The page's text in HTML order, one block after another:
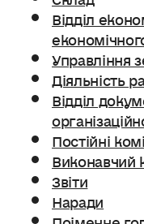
Відділ
Управління
Діяльність
Відділ
Постійні
Виконавчий
Звіти
Наради